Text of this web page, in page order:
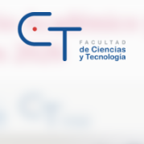
Académico y
2026